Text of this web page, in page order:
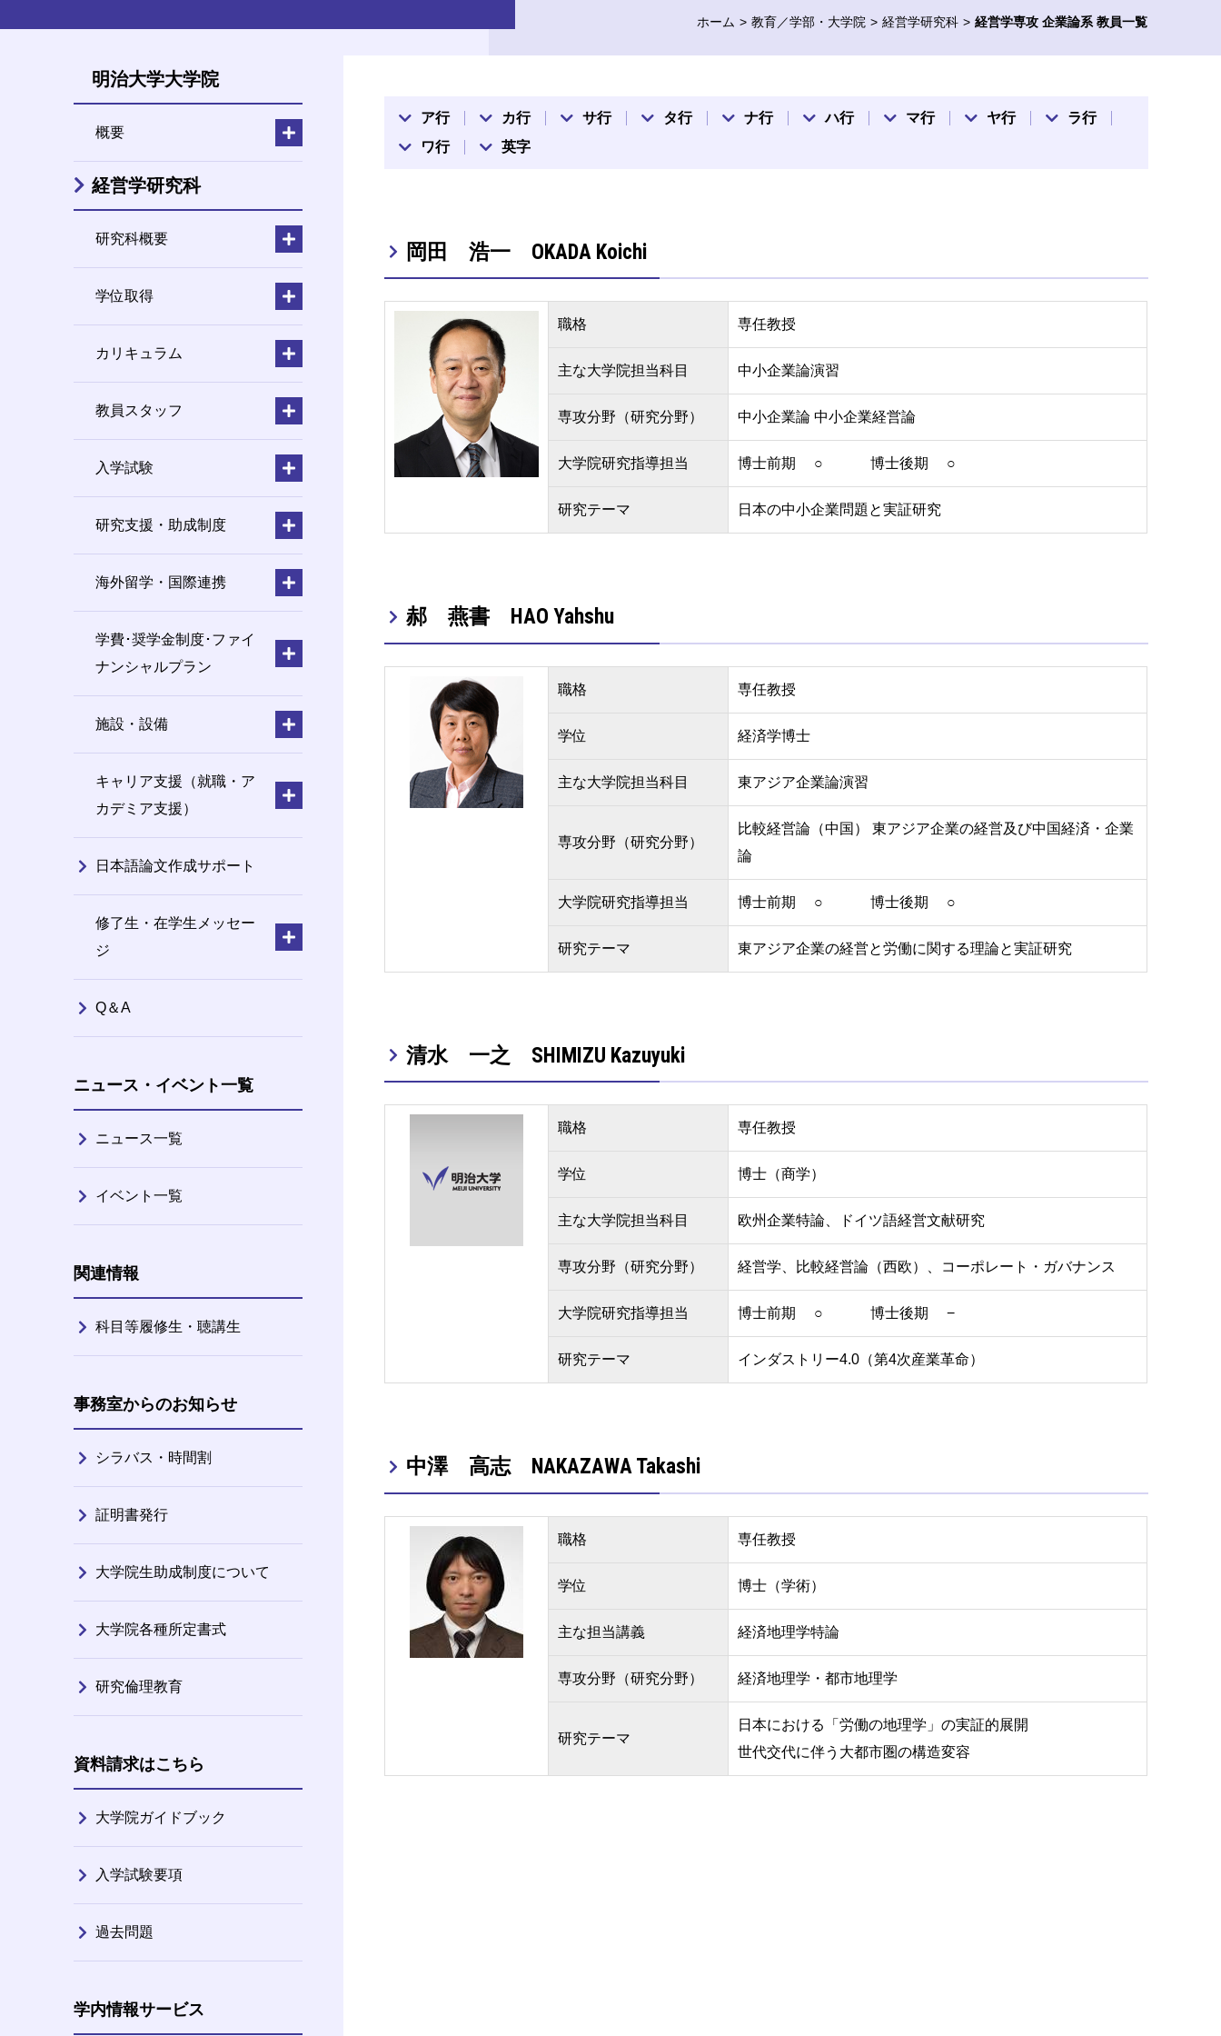
ホーム 教育／学部・大学院 経営学研究科 経営学専攻 企業論系 教員一覧
ア行 カ行 サ行 タ行 ナ行 ハ行 マ行 ヤ行
ラ行
ワ行
英字
岡田 浩一 OKADA Koichi
職格 専任教授
主な大学院担当科目 中小企業論演習
専攻分野（研究分野） 中小企業論 中小企業経営論
大学院研究指導担当 博士前期 ○ 博士後期 ○
研究テーマ 日本の中小企業問題と実証研究
郝 燕書 HAO Yahshu
職格 専任教授
学位 経済学博士
主な大学院担当科目 東アジア企業論演習
専攻分野（研究分野）
比較経営論（中国） 東アジア企業の経営及び中国経済・企業
論
大学院研究指導担当 博士前期 ○ 博士後期 ○
研究テーマ 東アジア企業の経営と労働に関する理論と実証研究
清水 一之 SHIMIZU Kazuyuki
職格 専任教授
学位 博士（商学）
主な大学院担当科目 欧州企業特論、ドイツ語経営文献研究
専攻分野（研究分野） 経営学、比較経営論（西欧）、コーポレート・ガバナンス
大学院研究指導担当 博士前期 ○ 博士後期 −
研究テーマ インダストリー4.0（第4次産業革命）
中澤 高志 NAKAZAWA Takashi
職格 専任教授
学位 博士（学術）
主な担当講義 経済地理学特論
専攻分野（研究分野） 経済地理学・都市地理学
研究テーマ
日本における「労働の地理学」の実証的展開
世代交代に伴う大都市圏の構造変容
明治大学大学院
概要
経営学研究科
研究科概要
学位取得
カリキュラム
教員スタッフ
入学試験
研究支援・助成制度
海外留学・国際連携
学費･奨学金制度･ファイ
ナンシャルプラン
施設・設備
キャリア支援（就職・ア
カデミア支援）
日本語論文作成サポート
修了生・在学生メッセー
ジ
Q＆A
ニュース・イベント一覧
ニュース一覧
イベント一覧
関連情報
科目等履修生・聴講生
事務室からのお知らせ
シラバス・時間割
証明書発行
大学院生助成制度について
大学院各種所定書式
研究倫理教育
資料請求はこちら
大学院ガイドブック
入学試験要項
過去問題
学内情報サービス